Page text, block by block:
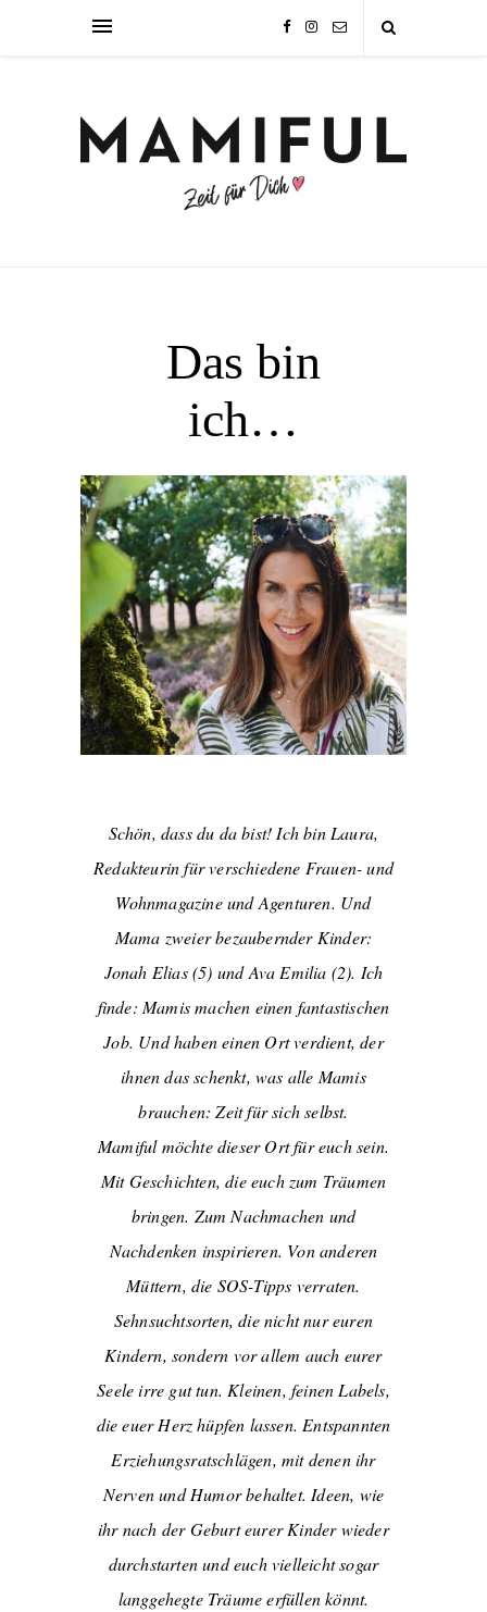
Das bin
ich…
Schön, dass du da bist! Ich bin Laura,
Redakteurin für verschiedene Frauen- und
Wohnmagazine und Agenturen. Und
Mama zweier bezaubernder Kinder:
Jonah Elias (5) und Ava Emilia (2). Ich
finde: Mamis machen einen fantastischen
Job. Und haben einen Ort verdient, der
ihnen das schenkt, was alle Mamis
brauchen: Zeit für sich selbst.
Mamiful möchte dieser Ort für euch sein.
Mit Geschichten, die euch zum Träumen
bringen. Zum Nachmachen und
Nachdenken inspirieren. Von anderen
Müttern, die SOS-Tipps verraten.
Sehnsuchtsorten, die nicht nur euren
Kindern, sondern vor allem auch eurer
Seele irre gut tun. Kleinen, feinen Labels,
die euer Herz hüpfen lassen. Entspannten
Erziehungsratschlägen, mit denen ihr
Nerven und Humor behaltet. Ideen, wie
ihr nach der Geburt eurer Kinder wieder
durchstarten und euch vielleicht sogar
langgehegte Träume erfüllen könnt.